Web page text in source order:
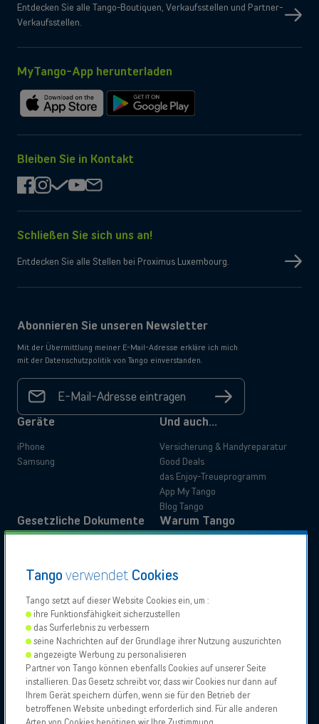
Privatkunden
Support kontaktieren
Verkaufsstellen
Entdecken Sie alle Tango-Boutiquen, Verkaufsstellen und Partner-
Verkaufsstellen.
MyTango-App herunterladen
App
herunterladen
Google
herunterladen
Bleiben Sie in Kontakt
facebook
instagram
checkyoutube
mail
Schließen Sie sich uns an!
Entdecken Sie alle Stellen bei Proximus Luxembourg.
Abonnieren Sie unseren Newsletter
Mit der Übermittlung meiner E-Mail-Adresse erkläre ich mich
mit der Datenschutzpolitik von Tango einverstanden.
Ihre E-
Mail-
Adresse
*
Registrieren
Geräte
iPhone
Samsung
Und auch...
Versicherung & Handyreparatur
Good Deals
das Enjoy-Treueprogramm
App My Tango
Blog Tango
Gesetzliche Dokumente
Anleitungen
Warum Tango
Wechseln Sie zu Tango
Unsere
Partner
Proximus
Proximus
NXT
Vodafone
Tango 2026, Alle Rechte vorbehalten.
Erlaubnis zur Geschäftsausübung
Allgemeine und besondere Geschäftsbedingungen
TangoverwendetCookies
Tango setzt auf dieser Website Cookies ein, um :
ihre Funktionsfähigkeit sicherzustellen
das Surferlebnis zu verbessern
seine Nachrichten auf der Grundlage ihrer Nutzung auszurichten
angezeigte Werbung zu personalisieren
Partner von Tango können ebenfalls Cookies auf unserer Seite
installieren. Das Gesetz schreibt vor, dass wir Cookies nur dann auf
Ihrem Gerät speichern dürfen, wenn sie für den Betrieb der
betroffenen Website unbedingt erforderlich sind. Für alle anderen